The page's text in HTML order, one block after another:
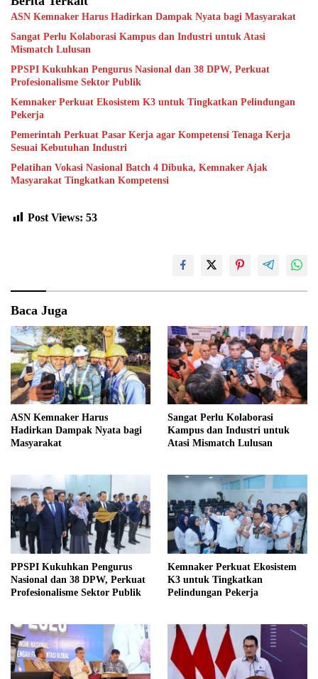
ASN Kemnaker Harus Hadirkan Dampak Nyata bagi Masyarakat
Sangat Perlu Kolaborasi Kampus dan Industri untuk Atasi
Mismatch Lulusan
PPSPI Kukuhkan Pengurus Nasional dan 38 DPW, Perkuat
Profesionalisme Sektor Publik
Kemnaker Perkuat Ekosistem K3 untuk Tingkatkan Pelindungan
Pekerja
Pemerintah Perkuat Pasar Kerja agar Kompetensi Tenaga Kerja
Sesuai Kebutuhan Industri
Pelatihan Vokasi Nasional Batch 4 Dibuka, Kemnaker Ajak
Masyarakat Tingkatkan Kompetensi
Post Views: 53
Baca Juga
ASN Kemnaker Harus
Hadirkan Dampak Nyata bagi
Masyarakat
Sangat Perlu Kolaborasi
Kampus dan Industri untuk
Atasi Mismatch Lulusan
PPSPI Kukuhkan Pengurus
Nasional dan 38 DPW, Perkuat
Profesionalisme Sektor Publik
Kemnaker Perkuat Ekosistem
K3 untuk Tingkatkan
Pelindungan Pekerja